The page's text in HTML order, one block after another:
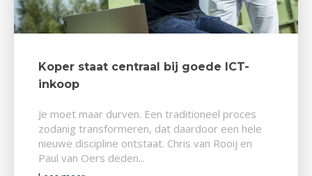
Koper staat centraal bij goede ICT-
inkoop
Je moet maar durven. Een traditioneel proces
zodanig transformeren, dat daardoor een hele
nieuwe discipline ontstaat. Chris van Rooij en
Paul van Oers deden...